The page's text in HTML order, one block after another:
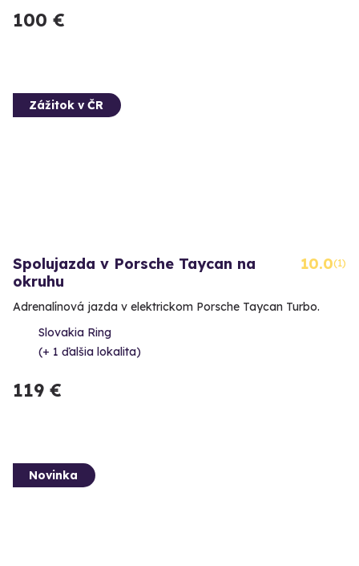
100 €
Zážitok v ČR
Spolujazda v Porsche Taycan na
okruhu
10.0(1)
Adrenalínová jazda v elektrickom Porsche Taycan Turbo.
Slovakia Ring
(+ 1 ďalšia lokalita)
119 €
Novinka